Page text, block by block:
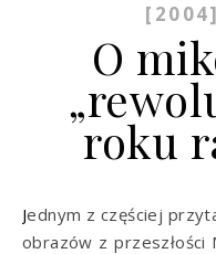
[2004]
O
roku
Jednym z częściej przytaczanych w lokalnej historiografii
obrazów z przeszłości